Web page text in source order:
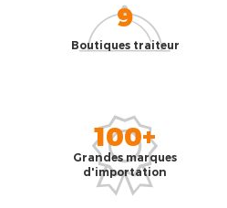
9
Boutiques traiteur
100+
Grandes marques
d'importation